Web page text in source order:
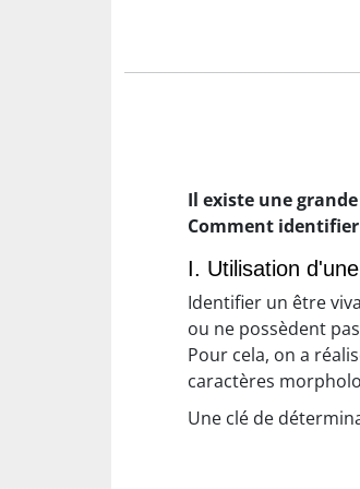
Il existe une
Comment identifier
I. Utilisation
Identifier un être
ou ne possèdent
Pour cela, on a
caractères
Une clé de